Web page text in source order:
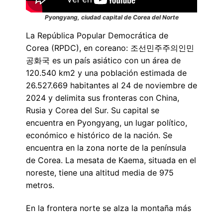
Pyongyang, ciudad capital de Corea del Norte
La República Popular Democrática de
Corea (RPDC), en coreano: 조선민주주의인민
공화국 es un país asiático con un área de
120.540 km2 y una población estimada de
26.527.669 habitantes al 24 de noviembre de
2024 y delimita sus fronteras con China,
Rusia y Corea del Sur. Su capital se
encuentra en Pyongyang, un lugar político,
económico e histórico de la nación. Se
encuentra en la zona norte de la península
de Corea. La mesata de Kaema, situada en el
noreste, tiene una altitud media de 975
metros.
En la frontera norte se alza la montaña más